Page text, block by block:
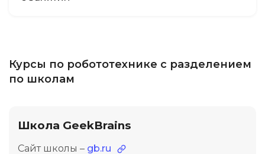
Курсы по робототехнике с разделением
по школам
Школа GeekBrains
Сайт школы – gb.ru